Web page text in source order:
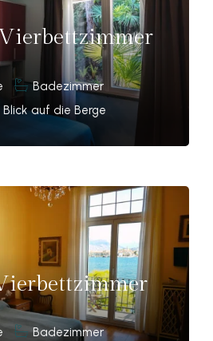
Badezimmer
Blick auf die Berge
Badezimmer